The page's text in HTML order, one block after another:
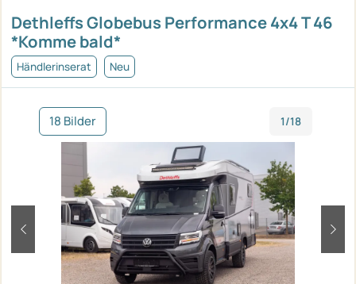
Dethleffs Globebus Performance 4x4 T 46
*Komme bald*
Händlerinserat Neu
18 Bilder 1/18
zurück